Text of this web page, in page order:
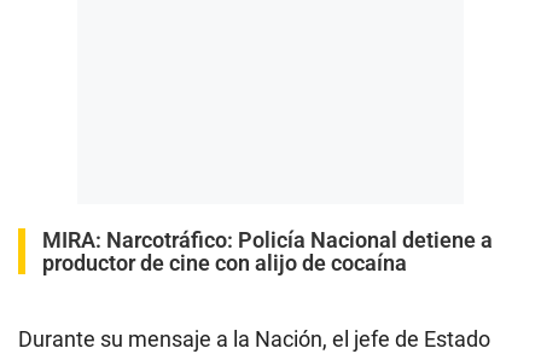
MIRA: Narcotráfico: Policía Nacional detiene a
productor de cine con alijo de cocaína
Durante su mensaje a la Nación, el jefe de Estado